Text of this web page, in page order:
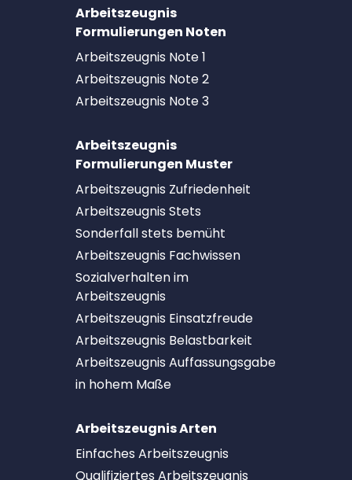
Arbeitszeugnis
Formulierungen Noten
Arbeitszeugnis Note 1
Arbeitszeugnis Note 2
Arbeitszeugnis Note 3
Arbeitszeugnis
Formulierungen Muster
Arbeitszeugnis Zufriedenheit
Arbeitszeugnis Stets
Sonderfall stets bemüht
Arbeitszeugnis Fachwissen
Sozialverhalten im
Arbeitszeugnis
Arbeitszeugnis Einsatzfreude
Arbeitszeugnis Belastbarkeit
Arbeitszeugnis Auffassungsgabe
in hohem Maße
Arbeitszeugnis Arten
Einfaches Arbeitszeugnis
Qualifiziertes Arbeitszeugnis